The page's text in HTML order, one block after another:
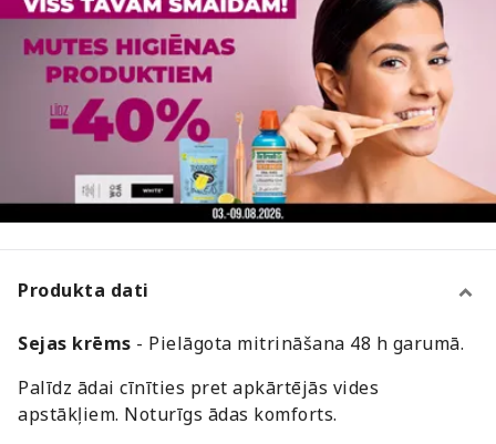
Produkta dati
Sejas krēms - Pielāgota mitrināšana 48 h garumā.
Palīdz ādai cīnīties pret apkārtējās vides
apstākļiem. Noturīgs ādas komforts.